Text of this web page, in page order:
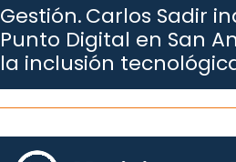
Gestión.Carlos Sadir
Punto Digital en San
la inclusión